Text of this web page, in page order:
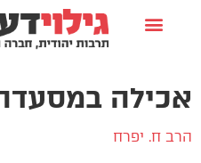
אכילה
הרב ח. יפרח